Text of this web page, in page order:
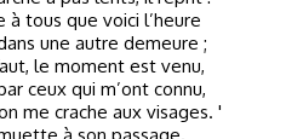
à tous que voici l’heure
une autre demeure ;
le moment est venu,
ceux qui m’ont connu,
me crache aux visages. '